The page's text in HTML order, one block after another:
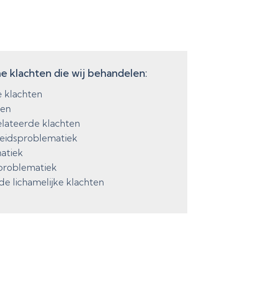
klachten die wij behandelen:
klachten
klachten
lichamelijke klachten